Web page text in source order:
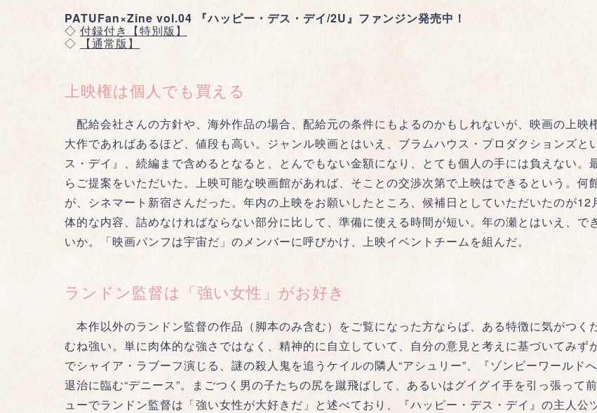
PATUFan×Zine vol.04 『ハッピー・デス・デイ/2U』ファンジン発売中！
◇ 付録付き【特別版】
◇ 【通常版】
上映権は個人でも買える
配給会社さんの方針や、海外作品の場合、配給元の条件にもよるのかもしれないが、映画の上映
大作であればあるほど、値段も高い。ジャンル映画とはいえ、ブラムハウス・プロダクションズ
ス・デイ』、続編まで含めるとなると、とんでもない金額になり、とても個人の手には負えない
らご提案をいただいた。上映可能な映画館があれば、そことの交渉次第で上映はできるという。
が、シネマート新宿さんだった。年内の上映をお願いしたところ、候補日としていただいたのが
体的な内容、詰めなければならない部分に比して、準備に使える時間が短い。年の瀬とはいえ、
いか。「映画パンフは宇宙だ」のメンバーに呼びかけ、上映イベントチームを組んだ。
ランドン監督は「強い女性」がお好き
本作以外のランドン監督の作品（脚本のみ含む）をご覧になった方ならば、ある特徴に気がつく
むね強い。単に肉体的な強さではなく、精神的に自立していて、自分の意見と考えに基づいてみず
でシャイア・ラブーフ演じる、謎の殺人鬼を追うケイルの隣人“アシュリー”、『ゾンビーワールド
退治に臨む“デニース”。まごつく男の子たちの尻を蹴飛ばして、あるいはグイグイ手を引っ張って
ューでランドン監督は「強い女性が大好きだ」と述べており、『ハッピー・デス・デイ』の主人